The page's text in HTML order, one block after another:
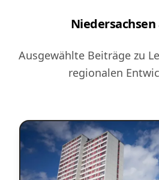
Ausgewählte Beiträge zu
regionalen